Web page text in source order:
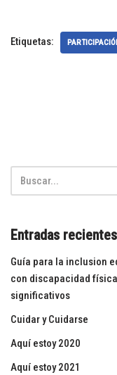
Etiquetas:
Entradas recientes
Guía para la inclusion
con discapacidad
significativos
Cuidar y Cuidarse
Aquí estoy 2020
Aquí estoy 2021